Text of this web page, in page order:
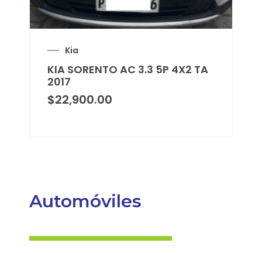
Kia
KIA SORENTO AC 3.3 5P 4X2 TA
2017
$22,900.00
Automóviles